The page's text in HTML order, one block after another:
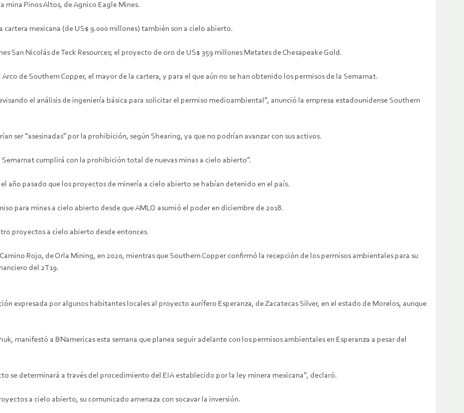
mina Pinos Altos, de Agnico Eagle Mines.
cartera mexicana (de US$ 9.000 millones) también son a cielo abierto.
San Nicolás de Teck Resources; el proyecto de oro de US$ 359 millones Metates de Chesapeake Gold.
de Southern Copper, el mayor de la cartera, y para el que aún no se han obtenido los permisos de la Semarnat.
el análisis de ingeniería básica para solicitar el permiso medioambiental”, anunció la empresa estadounidense Southern
ser “asesinadas” por la prohibición, según Shearing, ya que no podrían avanzar con sus activos.
cumplirá con la prohibición total de nuevas minas a cielo abierto”.
año pasado que los proyectos de minería a cielo abierto se habían detenido en el país.
para minas a cielo abierto desde que AMLO asumió el poder en diciembre de 2018.
proyectos a cielo abierto desde entonces.
Rojo, de Orla Mining, en 2020, mientras que Southern Copper confirmó la recepción de los permisos ambientales para su
del 2T19.
expresada por algunos habitantes locales al proyecto aurífero Esperanza, de Zacatecas Silver, en el estado de Morelos, aunque
manifestó a BNamericas esta semana que planea seguir adelante con los permisos ambientales en Esperanza a pesar del
se determinará a través del procedimiento del EIA establecido por la ley minera mexicana”, declaró.
a cielo abierto, su comunicado amenaza con socavar la inversión.